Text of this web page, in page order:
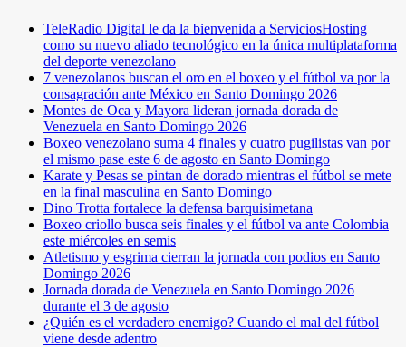
TeleRadio Digital le da la bienvenida a ServiciosHosting
como su nuevo aliado tecnológico en la única multiplataforma
del deporte venezolano
7 venezolanos buscan el oro en el boxeo y el fútbol va por la
consagración ante México en Santo Domingo 2026
Montes de Oca y Mayora lideran jornada dorada de
Venezuela en Santo Domingo 2026
Boxeo venezolano suma 4 finales y cuatro pugilistas van por
el mismo pase este 6 de agosto en Santo Domingo
Karate y Pesas se pintan de dorado mientras el fútbol se mete
en la final masculina en Santo Domingo
Dino Trotta fortalece la defensa barquisimetana
Boxeo criollo busca seis finales y el fútbol va ante Colombia
este miércoles en semis
Atletismo y esgrima cierran la jornada con podios en Santo
Domingo 2026
Jornada dorada de Venezuela en Santo Domingo 2026
durante el 3 de agosto
¿Quién es el verdadero enemigo? Cuando el mal del fútbol
viene desde adentro